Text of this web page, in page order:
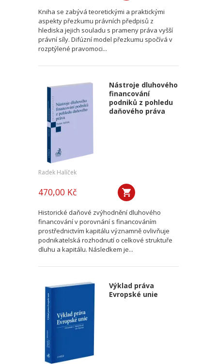
Kniha se zabývá teoretickými a praktickými
aspekty přezkumu právních předpisů z
hlediska jejich souladu s prameny práva vyšší
právní síly. Difúzní model přezkumu spočívá v
rozptýlené pravomoci...
Nástroje dluhového
financování
podniků z pohledu
daňového práva
Radek Halíček
470,00 Kč
Historické daňové zvýhodnění dluhového
financování v porovnání s financováním
prostřednictvím kapitálu významně ovlivňuje
podnikatelská rozhodnutí o celkové struktuře
dluhu a kapitálu. Následkem je...
Výklad práva
Evropské unie